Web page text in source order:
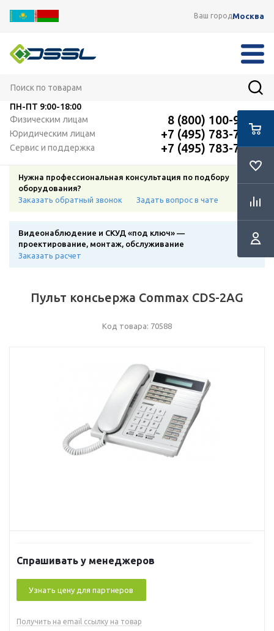
Ваш городМосква
ПН-ПТ 9:00-18:00
Физическим лицам
8 (800) 100-91-12
Юридическим лицам +7 (495) 783-72-87
Сервис и поддержка +7 (495) 783-72-87
Нужна профессиональная консультация по подбору
оборудования?
Заказать обратный звонок
Задать вопрос в чате
Видеонаблюдение и СКУД «под ключ» —
проектирование, монтаж, обслуживание
Заказать расчет
Пульт консьержа Commax CDS-2AG
Код товара: 70588
Спрашивать у менеджеров
Узнать цену для партнеров
Получить на email ссылку на товар